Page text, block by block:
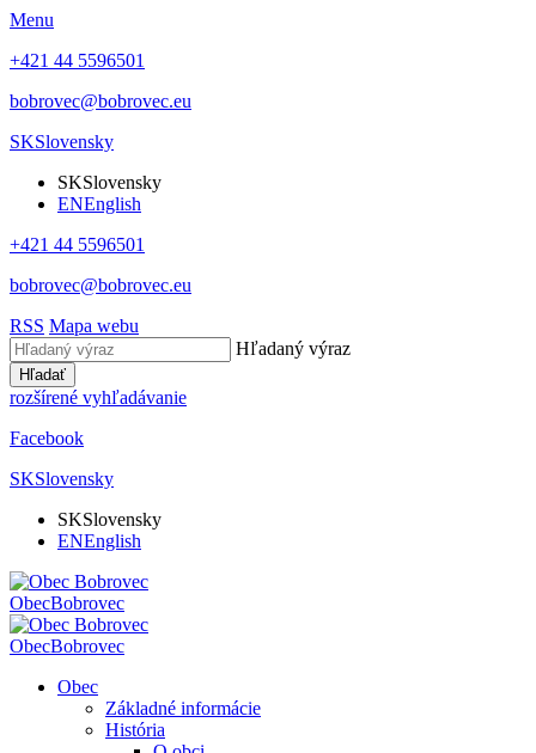
Menu
+421 44 5596501
bobrovec@bobrovec.eu
SKSlovensky
SKSlovensky
ENEnglish
+421 44 5596501
bobrovec@bobrovec.eu
RSS Mapa webu
Hľadaný výraz
Hľadať
rozšírené vyhľadávanie
Facebook
SKSlovensky
SKSlovensky
ENEnglish
ObecBobrovec
ObecBobrovec
Obec
Základné informácie
História